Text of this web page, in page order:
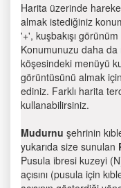
Harita üzerinde
almak istediğiniz
'+', kuşbakışı görünüm
Konumunuzu daha da
köşesindeki menüyü
görüntüsünü almak
ediniz. Farklı harita
kullanabilirsiniz.
Mudurnu şehrinin
yukarıda size sunulan
Pusula ibresi kuzeyi
açısını (pusula için